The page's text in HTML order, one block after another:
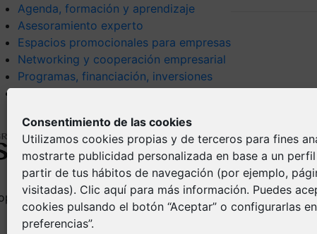
Consentimiento de las cookies
Utilizamos cookies propias y de terceros para fines
mostrarte publicidad personalizada en base a un
partir de tus hábitos de navegación (por ejemplo,
visitadas). Clic aquí para más información. Puedes
cookies pulsando el botón “Aceptar” o configurarlas
preferencias”.
Agenda, formación y aprendizaje
Asesoramiento experto
Espacios promocionales para empresas
Networking y cooperación empresarial
Programas, financiación, inversiones
Tendencias y visión estratégica
© Spri 2026. All right reserved
Aviso Legal
Política de